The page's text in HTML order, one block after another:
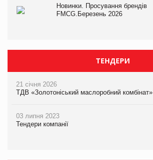
Новинки. Просування брендів
FMCG.Березень 2026
ТЕНДЕРИ
21 січня 2026
ТДВ «Золотоніський маслоробний комбінат»
03 липня 2023
Тендери компанії